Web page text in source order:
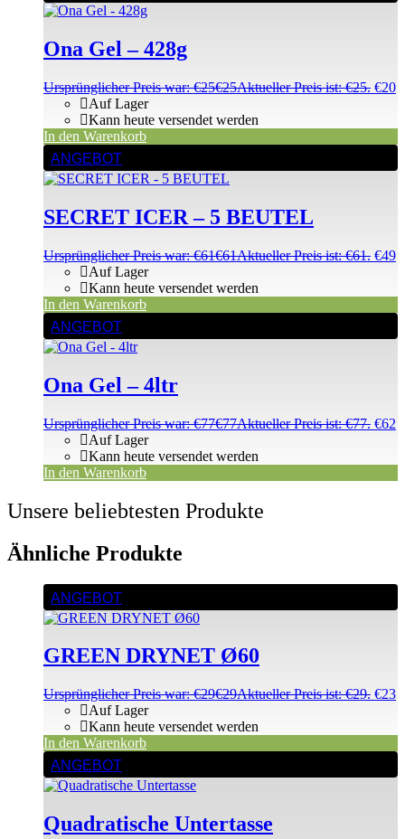
Ona Gel – 428g
Ursprünglicher Preis war: €25€25Aktueller Preis ist: €25. €20
Auf Lager
Kann heute versendet werden
In den Warenkorb
ANGEBOT
SECRET ICER – 5 BEUTEL
Ursprünglicher Preis war: €61€61Aktueller Preis ist: €61. €49
Auf Lager
Kann heute versendet werden
In den Warenkorb
ANGEBOT
Ona Gel – 4ltr
Ursprünglicher Preis war: €77€77Aktueller Preis ist: €77. €62
Auf Lager
Kann heute versendet werden
In den Warenkorb
Unsere beliebtesten Produkte
Ähnliche Produkte
ANGEBOT
GREEN DRYNET Ø60
Ursprünglicher Preis war: €29€29Aktueller Preis ist: €29. €23
Auf Lager
Kann heute versendet werden
In den Warenkorb
ANGEBOT
Quadratische Untertasse